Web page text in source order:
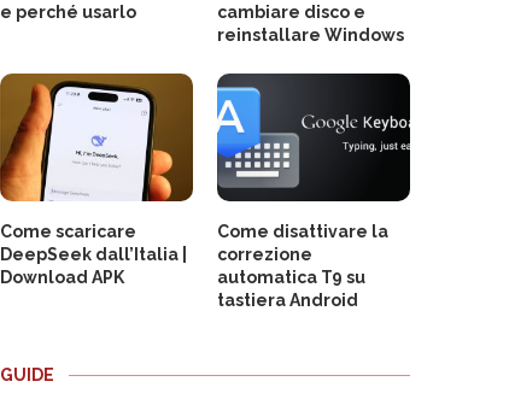
e perché usarlo
cambiare disco e
reinstallare Windows
Come scaricare
DeepSeek dall’Italia |
Download APK
Come disattivare la
correzione
automatica T9 su
tastiera Android
GUIDE